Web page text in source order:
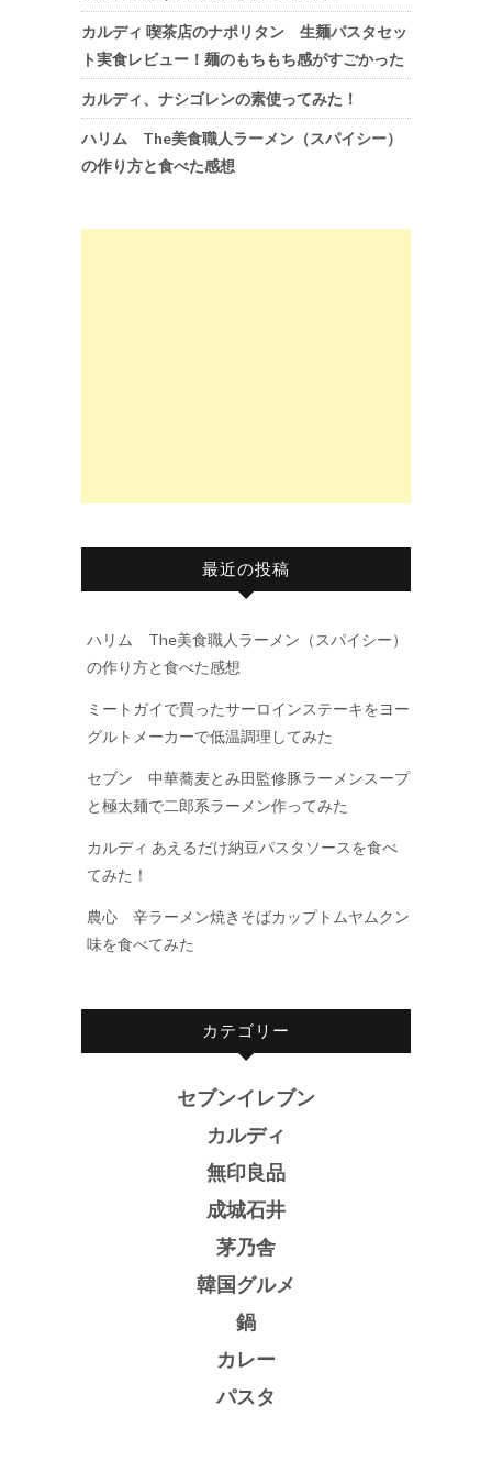
カルディ 喫茶店のナポリタン 生麺パスタセッ
ト実食レビュー！麺のもちもち感がすごかった
カルディ、ナシゴレンの素使ってみた！
ハリム The美食職人ラーメン（スパイシー）
の作り方と食べた感想
最近の投稿
ハリム The美食職人ラーメン（スパイシー）
の作り方と食べた感想
ミートガイで買ったサーロインステーキをヨー
グルトメーカーで低温調理してみた
セブン 中華蕎麦とみ田監修豚ラーメンスープ
と極太麺で二郎系ラーメン作ってみた
カルディ あえるだけ納豆パスタソースを食べ
てみた！
農心 辛ラーメン焼きそばカップトムヤムクン
味を食べてみた
カテゴリー
セブンイレブン
カルディ
無印良品
成城石井
茅乃舎
韓国グルメ
鍋
カレー
パスタ